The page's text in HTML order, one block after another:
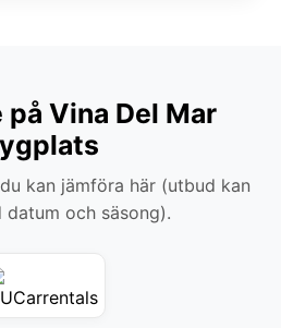
Vina Del Mar
kan jämföra här (utbud kan
datum och säsong).